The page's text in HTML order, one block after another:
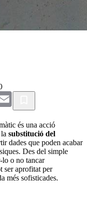
Email
és una acció
substitució del
dades que poden acabar
Des del simple
lo o no tancar
ser aprofitat per
més sofisticades.